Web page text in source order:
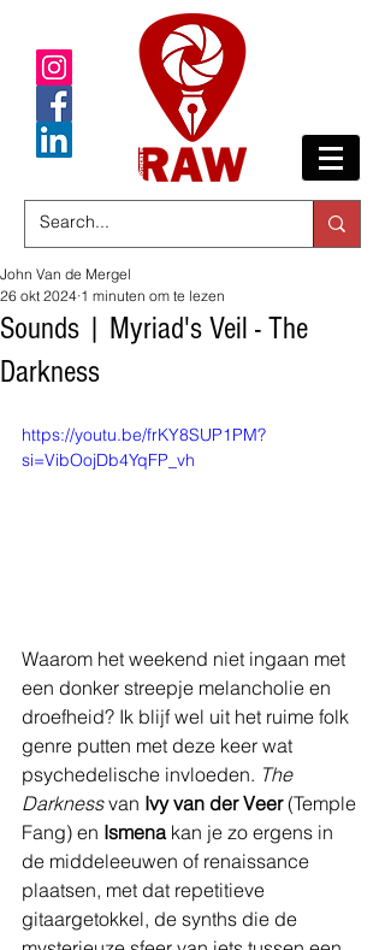
Sounds | Myriad's Veil - The
Darkness
John Van de Mergel
26 okt 2024 1 minuten om te lezen
https://youtu.be/frKY8SUP1PM?
si=VibOojDb4YqFP_vh
Waarom het weekend niet ingaan met
een donker streepje melancholie en
droefheid? Ik blijf wel uit het ruime folk
genre putten met deze keer wat
psychedelische invloeden. The
Darkness van Ivy van der Veer (Temple
Fang) en Ismena kan je zo ergens in
de middeleeuwen of renaissance
plaatsen, met dat repetitieve
gitaargetokkel, de synths die de